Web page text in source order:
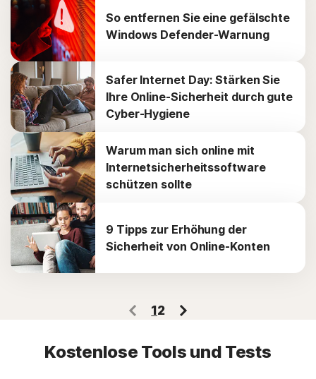
So entfernen Sie eine gefälschte
Windows Defender-Warnung
Safer Internet Day: Stärken Sie
Ihre Online-Sicherheit durch gute
Cyber-Hygiene
Warum man sich online mit
Internetsicherheitssoftware
schützen sollte
9 Tipps zur Erhöhung der
Sicherheit von Online-Konten
12
Kostenlose Tools und Tests